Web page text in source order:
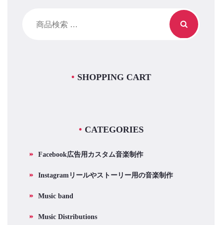
SHOPPING CART
CATEGORIES
Facebook広告用カスタム音楽制作
Instagramリールやストーリー用の音楽制作
Music band
Music Distributions